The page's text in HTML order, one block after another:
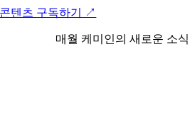
콘텐츠 구독하기 ↗︎
매월 케미인의 새로운 소